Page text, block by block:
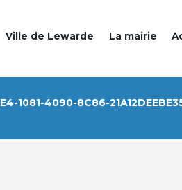
Ville de Lewarde La mairie
1081-4090-8C86-